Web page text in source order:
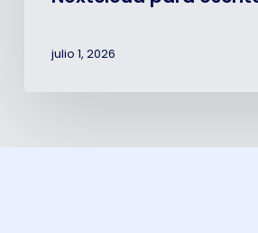
julio 1, 2026